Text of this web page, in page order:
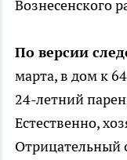
Вознесенского
По версии
марта, в дом к
24-летний
Естественно,
Отрицательный